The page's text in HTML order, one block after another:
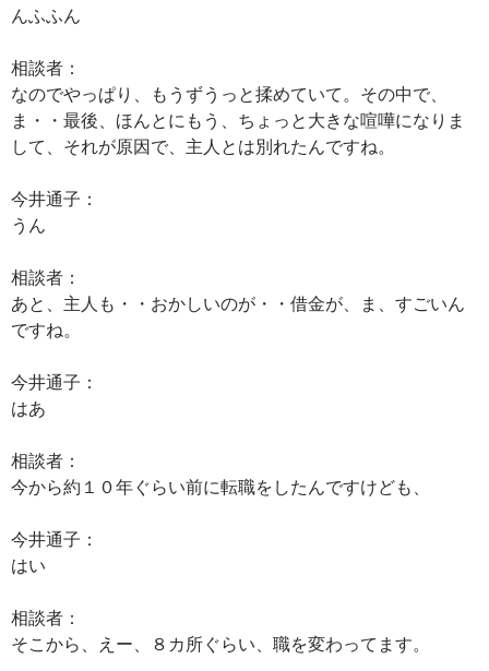
んふふん
相談者：
なのでやっぱり、もうずうっと揉めていて。その中で、
ま・・最後、ほんとにもう、ちょっと大きな喧嘩になりま
して、それが原因で、主人とは別れたんですね。
今井通子：
うん
相談者：
あと、主人も・・おかしいのが・・借金が、ま、すごいん
ですね。
今井通子：
はあ
相談者：
今から約１０年ぐらい前に転職をしたんですけども、
今井通子：
はい
相談者：
そこから、えー、８カ所ぐらい、職を変わってます。